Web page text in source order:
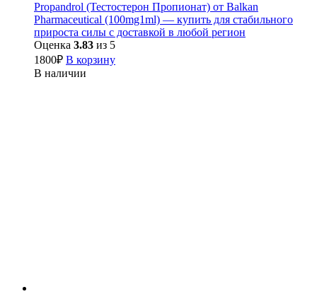
Propandrol (Тестостерон Пропионат) от Balkan
Pharmaceutical (100mg1ml) — купить для стабильного
прироста силы с доставкой в любой регион
Оценка 3.83 из 5
1800₽ В корзину
В наличии